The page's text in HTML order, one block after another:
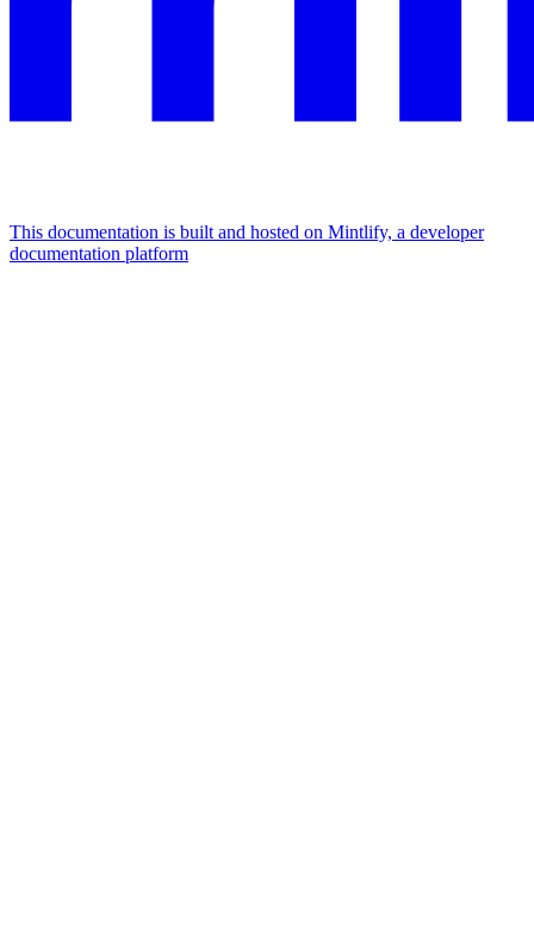
This documentation is built and hosted on Mintlify, a developer
documentation platform